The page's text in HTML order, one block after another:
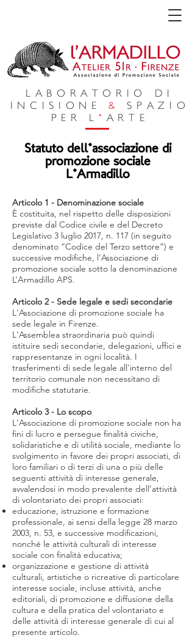
LABORATORIO DI
INCISIONE&
SPAZIO
PER L ' ARTE
Statuto dell'associazione di
promozione sociale
L'Armadillo
Articolo 1 - Denominazione sociale
È costituita, nel rispetto delle disposizioni
previste dal Codice civile e del Decreto
Legislativo 3 luglio 2017, n. 117 (in seguito
denominato “Codice del Terzo settore”) e
successive modifiche, l'Associazione di
promozione sociale sotto la denominazione
L’Armadillo APS.
Articolo 2 - Sede legale e sedi secondarie
L'Associazione di promozione sociale ha
sede legale in Firenze.
L'Assemblea straordinaria può quindi
istituire sedi secondarie, delegazioni, uffici e
rappresentanze in ogni località. I
trasferimenti di sede legale all'interno del
territorio comunale non necessitano di
modifiche statutarie.
Articolo 3 - Lo scopo
L'Associazione di promozione sociale non ha
fini di lucro e persegue finalità civiche,
solidaristiche e di utilità sociale, mediante lo
svolgimento in favore dei propri associati, di
loro familiari o di terzi di una o più delle
seguenti attività di interesse generale,
avvalendosi in modo prevalente dell’attività
di volontariato dei propri associati:
educazione, istruzione e formazione
professionale, ai sensi della legge 28 marzo
2003, n. 53, e successive modificazioni,
nonché le attività culturali di interesse
sociale con finalità educativa;
organizzazione e gestione di attività
culturali, artistiche o ricreative di particolare
interesse sociale, incluse attività, anche
editoriali, di promozione e diffusione della
cultura e della pratica del volontariato e
delle attività di interesse generale di cui al
presente articolo.